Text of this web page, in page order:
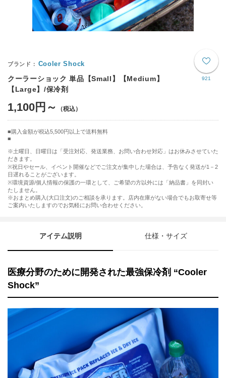
921
Cooler Shock
クーラーショック 単品【Small】【Medium】
【Large】/保冷剤
1,100円～
購入金額が税込5,500円以上で送料無料
※土曜日、日曜日は「受注対応、発送業務、お問い合わせ対応」はお休みさせていた
だきます。
※祝日やセール、イベント開催などでご注文が集中した場合は、予告なく発送が1－2
日遅れることがございます。
※環境資源/個人情報の保護の一環として、ご希望の方以外には「納品書」を同封い
たしません。
※おまとめ購入(大口注文)のご相談を承ります。店内在庫がない場合でもお取寄せ等
ご案内いたしますのでお気軽にお問い合わせください。
アイテム説明 仕様・サイズ
医療分野のために開発された最強保冷剤 “Cooler
Shock”